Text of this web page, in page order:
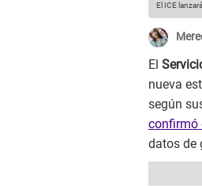
El ICE
El
nueva
según
confirmó
datos de